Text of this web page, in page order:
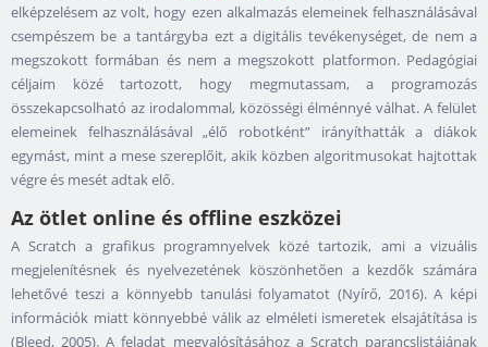
elképzelésem az volt, hogy ezen alkalmazás elemeinek felhasználásával
csempészem be a tantárgyba ezt a digitális tevékenységet, de nem a
megszokott formában és nem a megszokott platformon. Pedagógiai
céljaim közé tartozott, hogy megmutassam, a programozás
összekapcsolható az irodalommal, közösségi élménnyé válhat. A felület
elemeinek felhasználásával „élő robotként” irányíthatták a diákok
egymást, mint a mese szereplőit, akik közben algoritmusokat hajtottak
végre és mesét adtak elő.
Az ötlet online és offline eszközei
A Scratch a grafikus programnyelvek közé tartozik, ami a vizuális
megjelenítésnek és nyelvezetének köszönhetően a kezdők számára
lehetővé teszi a könnyebb tanulási folyamatot (Nyírő, 2016). A képi
információk miatt könnyebbé válik az elméleti ismeretek elsajátítása is
(Bleed, 2005). A feladat megvalósításához a Scratch parancslistájának